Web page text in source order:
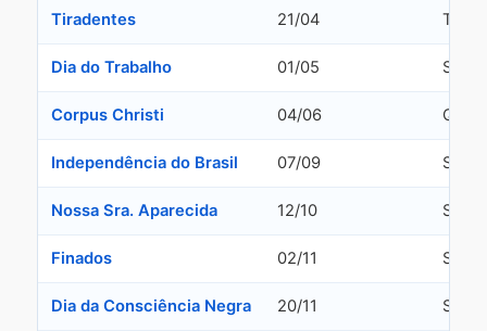
Tiradentes 21/04
Dia do Trabalho 01/05
Corpus Christi 04/06
Independência do Brasil 07/09
Nossa Sra. Aparecida 12/10
Finados 02/11
Dia da Consciência Negra 20/11